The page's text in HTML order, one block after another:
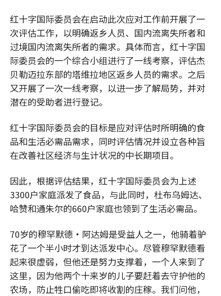
红十字国际委员会在启动此次应对工作前开展了一
次评估工作，以明确返乡人员、国内流离失所者和
过境国内流离失所者的需求。具体而言，红十字国
际委员会的一个综合小组进行了一线考察，评估杰
贝勒迈拉东部的塔维拉地区返乡人员的需求。之后
又开展了一次一线考察，以进一步了解局势，并对
潜在的受助者进行登记。
红十字国际委员会的目标是应对评估时所明确的食
品和生活必需品需求，同时评估情况并设立各种旨
在改善社区经济与生计状况的中长期项目。
因此，根据评估结果，红十字国际委员会为上述
3300户家庭派发了食品，与此同时，杜布乌姆达、
哈赞和通朱尔的660户家庭也领到了生活必需品。
70岁的穆罕默德·阿达姆是受益人之一，他骑着驴
花了一个半小时才到达派发中心。尽管穆罕默德看
起来很虚弱，但他还是努力支撑着，一个人来到了
这里，因为他两个十来岁的儿子要赶着去守护他的
农场，防止牲口偷吃即将收割的庄稼。我们问他，